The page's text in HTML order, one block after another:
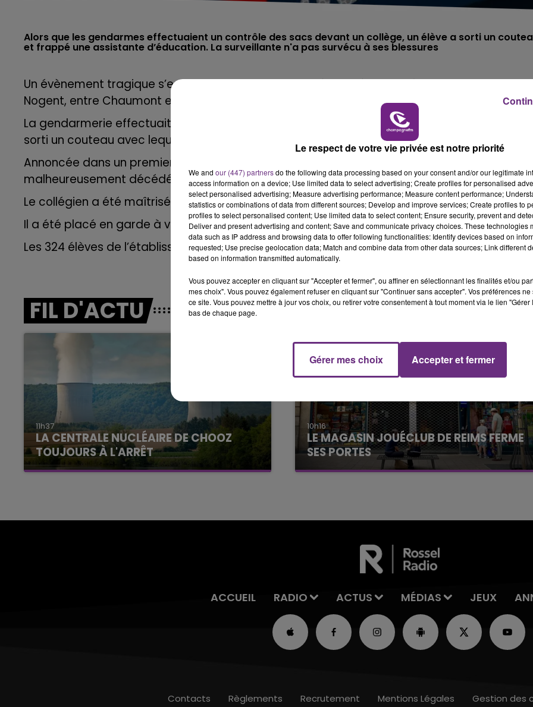
6h00 - 10h00
LA FAMILLE
10h00 - 14h00
LE TICKET DE CAISSE
Alors que les gendarmes effectuaient un contrôle des sacs devant un collège, un élève a sorti un
Un évènement tragique s’est produit ce mardi matin à l’entrée du collège Françoise Dolto
Nogent, entre Chaumont et Langres, dans le sud de la Haute-Marne.
La gendarmerie effectuait un contrôle des sacs devant l’établissement, quand un élève a
sorti un couteau avec lequel il a frappé une assistante d’éducation.
Annoncée dans un premier temps en « urgence absolue », la victime, âgée de 31 ans, est
malheureusement décédée des suites de ses blessures.
Le collégien a été maîtrisé et interpellé.
Il a été placé en garde à vue à la gendarmerie de Nogent.
Les 324 élèves de l’établissement ont été confinés.
FIL D'ACTU
11h37
LA CENTRALE NUCLÉAIRE DE CHOOZ
TOUJOURS À L'ARRÊT
Cela fait déjà une semaine que la centrale
10h16
LE MAGASIN JOUÉCLUB DE REIMS FERME
SES PORTES
C'était l'une des institutions du centre-ville
14h00 - 15h00
La Radio Pop
ACCUEIL RADIO ACTUS MÉDIAS JEUX
Contacts Règlements Recrutement Mentions Légales Gestion des
Le respect de votre vie privée est notre priorité
We and our (447) partnersdo the following data processing based on your consent and/or our legitimate
access information on a device; Use limited data to select advertising; Create profiles for personalised
select personalised advertising; Measure advertising performance; Measure content performance;
statistics or combinations of data from different sources; Develop and improve services; Create profiles to
profiles to select personalised content; Use limited data to select content; Ensure security, prevent and
Deliver and present advertising and content; Save and communicate privacy choices. These technologies
data such as IP address and browsing data to offer following functionalities: Identify devices based on
requested; Use precise geolocation data; Match and combine data from other data sources; Link different
based on information transmitted automatically.
Vous pouvez accepter en cliquant sur "Accepter et fermer", ou affiner en sélectionnant les finalités et/ou
mes choix". Vous pouvez également refuser en cliquant sur "Continuer sans accepter". Vos préférences
ce site. Vous pouvez mettre à jour vos choix, ou retirer votre consentement à tout moment via le lien
bas de chaque page.
Gérer mes choix Accepter et fermer